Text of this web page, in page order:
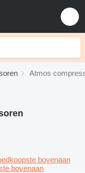
Atmos
bovenaan
bovenaan